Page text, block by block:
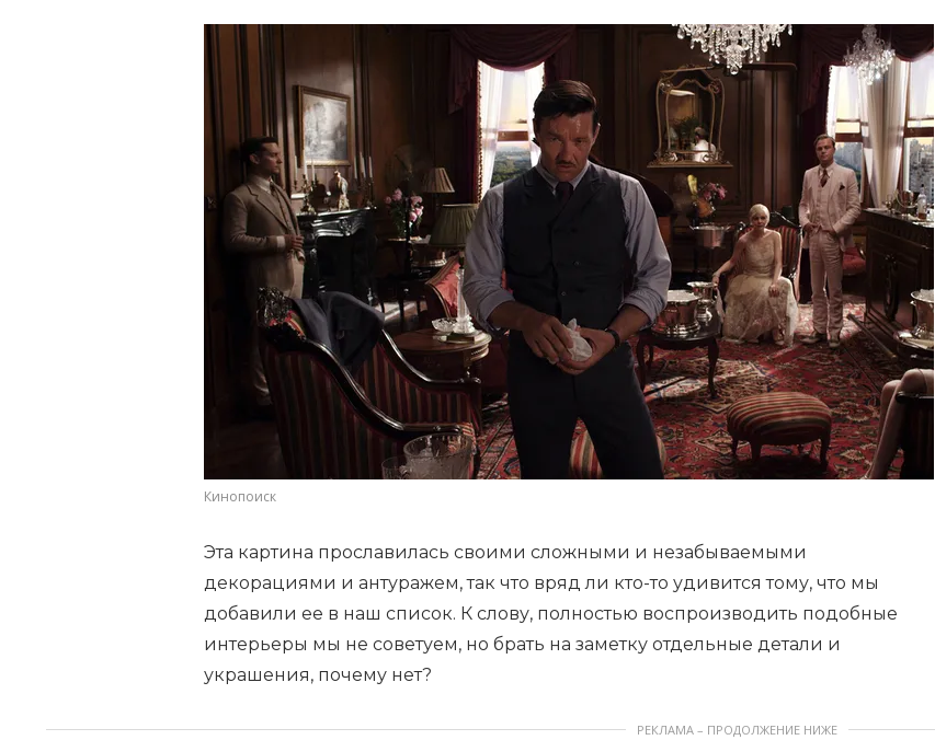
Кинопоиск
Эта картина прославилась своими сложными и незабываемыми
декорациями и антуражем, так что вряд ли кто-то удивится тому, что мы
добавили ее в наш список. К слову, полностью воспроизводить подобные
интерьеры мы не советуем, но брать на заметку отдельные детали и
украшения, почему нет?
РЕКЛАМА – ПРОДОЛЖЕНИЕ НИЖЕ